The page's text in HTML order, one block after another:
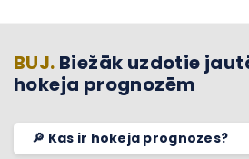
BUJ. Biežāk uzdotie
hokeja prognozēm
🔎 Kas ir hokeja prognozes?